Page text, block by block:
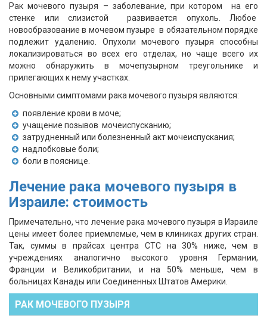
Рак мочевого пузыря – заболевание, при котором на его
стенке или слизистой развивается опухоль. Любое
новообразование в мочевом пузыре в обязательном порядке
подлежит удалению. Опухоли мочевого пузыря способны
локализироваться во всех его отделах, но чаще всего их
можно обнаружить в мочепузырном треугольнике и
прилегающих к нему участках.
Основными симптомами рака мочевого пузыря являются:
появление крови в моче;
учащение позывов мочеиспусканию;
затрудненный или болезненный акт мочеиспускания;
надлобковые боли;
боли в пояснице.
Лечение рака мочевого пузыря в
Израиле: стоимость
Примечательно, что лечение рака мочевого пузыря в Израиле
цены имеет более приемлемые, чем в клиниках других стран.
Так, суммы в прайсах центра СТС на 30% ниже, чем в
учреждениях аналогично высокого уровня Германии,
Франции и Великобритании, и на 50% меньше, чем в
больницах Канады или Соединенных Штатов Америки.
РАК МОЧЕВОГО ПУЗЫРЯ